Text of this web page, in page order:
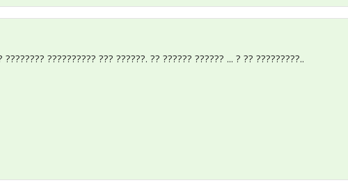
???????? ?????????? ??? ??????. ?? ?????? ?????? ... ? ?? ?????????..